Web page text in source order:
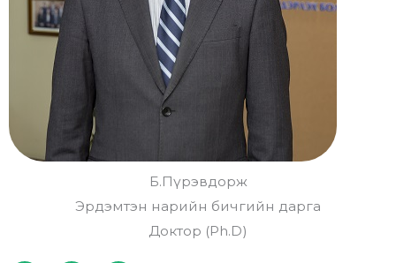
Б.Пүрэвдорж
Эрдэмтэн нарийн бичгийн дарга
Доктор (Ph.D)